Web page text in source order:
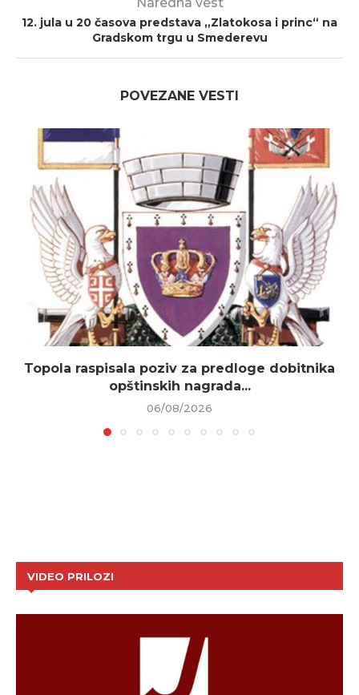
12. jula u 20 časova predstava „Zlatokosa i princ“ na
Gradskom trgu u Smederevu
POVEZANE VESTI
Topola raspisala poziv za predloge dobitnika
opštinskih nagrada...
06/08/2026
VIDEO PRILOZI